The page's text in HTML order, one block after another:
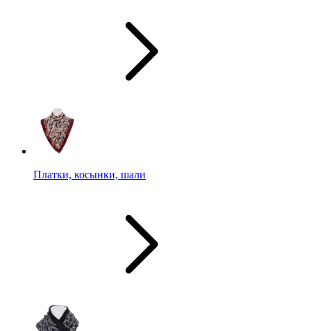
Платки, косынки, шали